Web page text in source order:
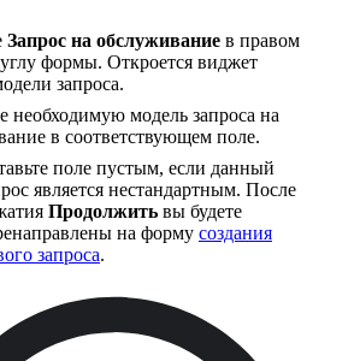
Запрос на обслуживание в правом
формы. Откроется виджет
запроса.
необходимую модель запроса на
в соответствующем поле.
поле пустым, если данный
является нестандартным. После
Продолжить вы будете
на форму создания
запроса.